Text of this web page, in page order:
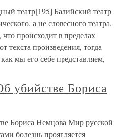
театр[195] Балийский театр
а не словесного театра,
что происходит в пределах
текста произведения, тогда
мы его себе представляем,
убийстве Бориса
Бориса Немцова Мир русской
болезнь проявляется